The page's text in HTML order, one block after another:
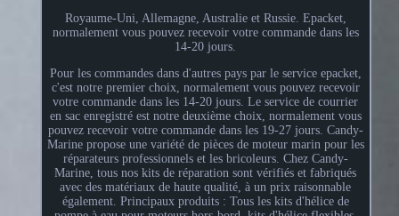
Royaume-Uni, Allemagne, Australie et Russie. Epacket,
normalement vous pouvez recevoir votre commande dans les
14-20 jours.
Pour les commandes dans d'autres pays par le service epacket,
c'est notre premier choix, normalement vous pouvez recevoir
votre commande dans les 14-20 jours. Le service de courrier
en sac enregistré est notre deuxième choix, normalement vous
pouvez recevoir votre commande dans les 19-27 jours. Candy-
Marine propose une variété de pièces de moteur marin pour les
réparateurs professionnels et les bricoleurs. Chez Candy-
Marine, tous nos kits de réparation sont vérifiés et fabriqués
avec des matériaux de haute qualité, à un prix raisonnable
également. Principaux produits : Tous les kits d'hélice de